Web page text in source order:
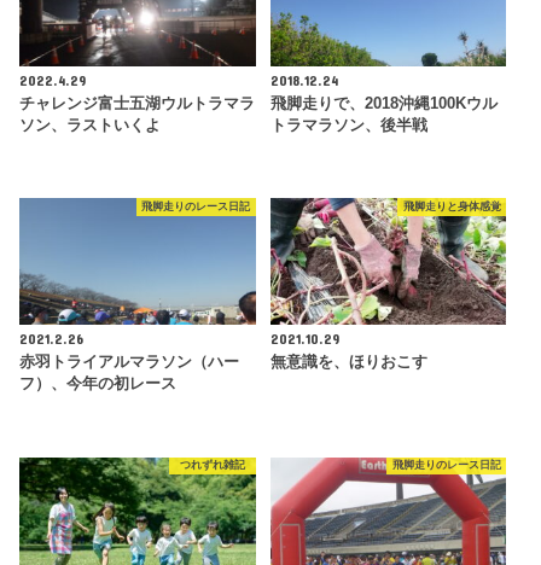
2022.4.29
チャレンジ富士五湖ウルトラマラ
ソン、ラストいくよ
2018.12.24
飛脚走りで、2018沖縄100Kウル
トラマラソン、後半戦
飛脚走りのレース日記
2021.2.26
赤羽トライアルマラソン（ハー
フ）、今年の初レース
飛脚走りと身体感覚
2021.10.29
無意識を、ほりおこす
つれずれ雑記 飛脚走りのレース日記